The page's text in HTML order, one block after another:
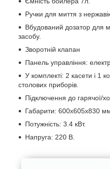
Ручки для миття з
Вбудований дозатор для
засобу.
Зворотній клапан
Панель управління:
У комплекті: 2 касети і 1
столових приборів.
Підключення до гарячої/
Габарити: 600х605х830
Потужність: 3.4 кВт.
Напруга: 220 В.